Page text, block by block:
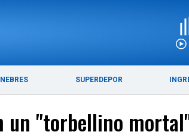
SUPERDEPOR
un "torbellino